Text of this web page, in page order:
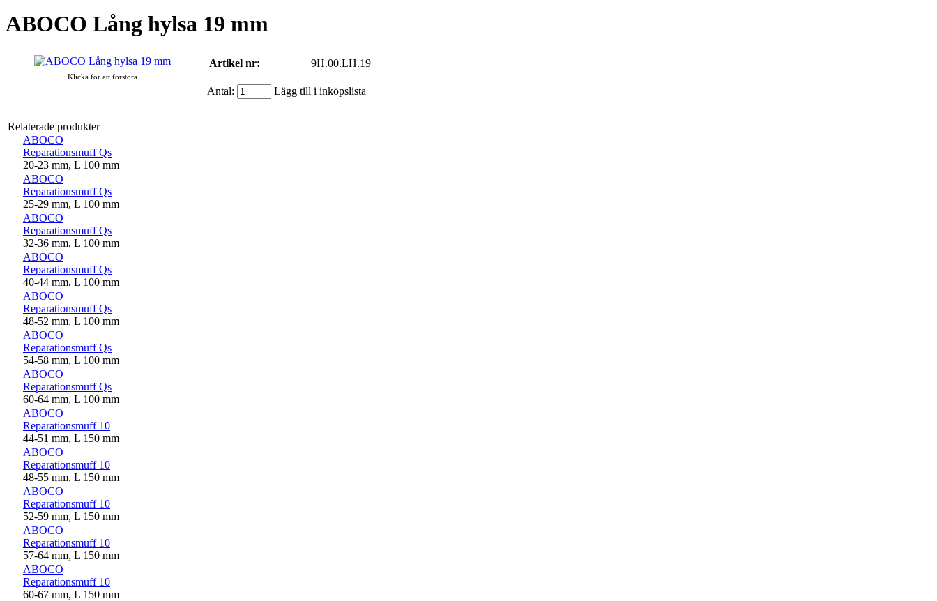
ABOCO Lång hylsa 19 mm
Klicka för att förstora
Artikel nr: 9H.00.LH.19
Antal: Lägg till i inköpslista
Relaterade produkter
ABOCO
Reparationsmuff Qs
20-23 mm, L 100 mm
ABOCO
Reparationsmuff Qs
25-29 mm, L 100 mm
ABOCO
Reparationsmuff Qs
32-36 mm, L 100 mm
ABOCO
Reparationsmuff Qs
40-44 mm, L 100 mm
ABOCO
Reparationsmuff Qs
48-52 mm, L 100 mm
ABOCO
Reparationsmuff Qs
54-58 mm, L 100 mm
ABOCO
Reparationsmuff Qs
60-64 mm, L 100 mm
ABOCO
Reparationsmuff 10
44-51 mm, L 150 mm
ABOCO
Reparationsmuff 10
48-55 mm, L 150 mm
ABOCO
Reparationsmuff 10
52-59 mm, L 150 mm
ABOCO
Reparationsmuff 10
57-64 mm, L 150 mm
ABOCO
Reparationsmuff 10
60-67 mm, L 150 mm